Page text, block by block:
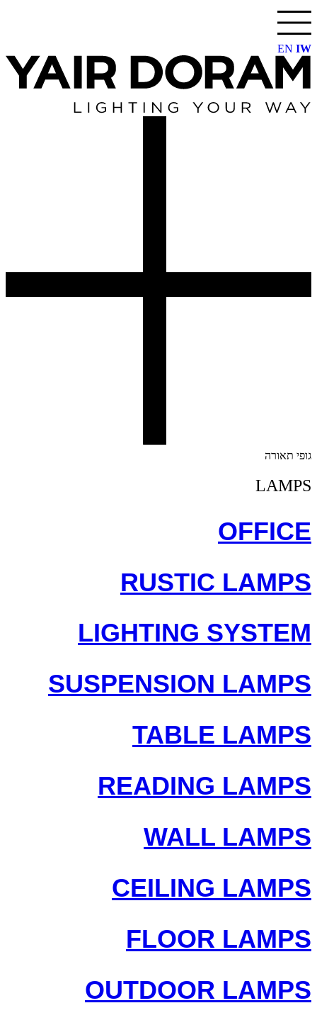
דלג
לתוכן
EN IW
גופי תאורה
LAMPS
OFFICE
RUSTIC LAMPS
LIGHTING SYSTEM
SUSPENSION LAMPS
TABLE LAMPS
READING LAMPS
WALL LAMPS
CEILING LAMPS
FLOOR LAMPS
OUTDOOR LAMPS